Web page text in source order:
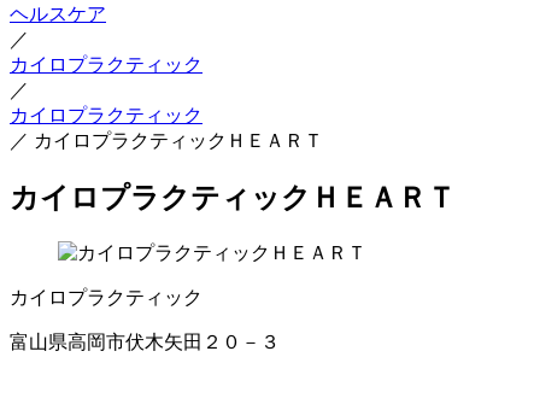
ヘルスケア
／
カイロプラクティック
／
カイロプラクティック
／ カイロプラクティックＨＥＡＲＴ
カイロプラクティックＨＥＡＲＴ
カイロプラクティック
富山県高岡市伏木矢田２０－３